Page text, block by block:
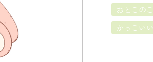
おとこのこ
かっこいい